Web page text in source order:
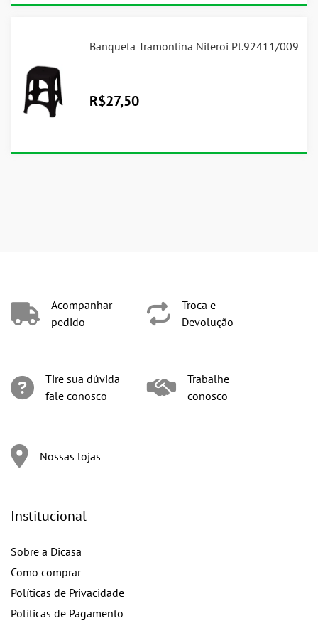
Banqueta Tramontina Niteroi Pt.92411/009
R$27,50
Acompanhar
pedido
Tire sua dúvida
fale conosco
Nossas lojas
Troca e
Devolução
Trabalhe
conosco
Institucional
Sobre a Dicasa
Como comprar
Políticas de Privacidade
Políticas de Pagamento